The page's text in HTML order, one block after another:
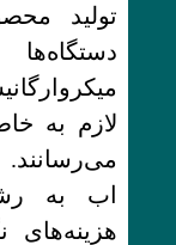
تولید
لازم به
می‌رسانند.
اب به